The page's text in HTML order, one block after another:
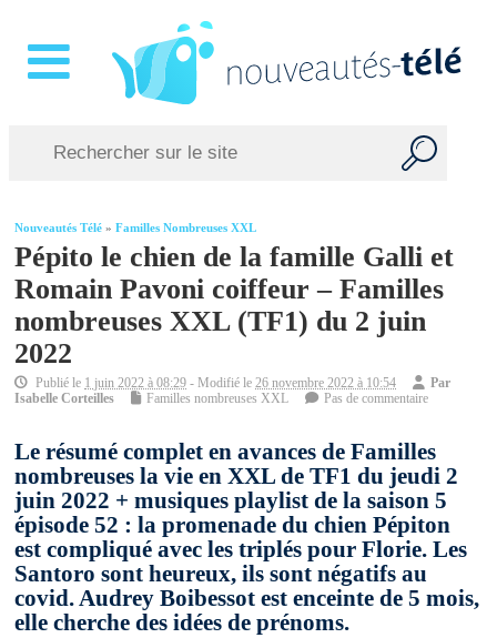
Nouveautés Télé »Familles Nombreuses XXL
Pépito le chien de la famille Galli et
Romain Pavoni coiffeur – Familles
nombreuses XXL (TF1) du 2 juin
2022
Publié le 1 juin 2022 à 08:29 - Modifié le26 novembre 2022 à 10:54
Par
Isabelle Corteilles
Familles nombreuses XXL Pas de commentaire
Le résumé complet en avances de Familles
nombreuses la vie en XXL de TF1 du jeudi 2
juin 2022 + musiques playlist de la saison 5
épisode 52 : la promenade du chien Pépiton
est compliqué avec les triplés pour Florie. Les
Santoro sont heureux, ils sont négatifs au
covid. Audrey Boibessot est enceinte de 5 mois,
elle cherche des idées de prénoms.